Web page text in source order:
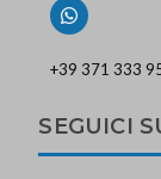
+39 371 333
SEGUICI